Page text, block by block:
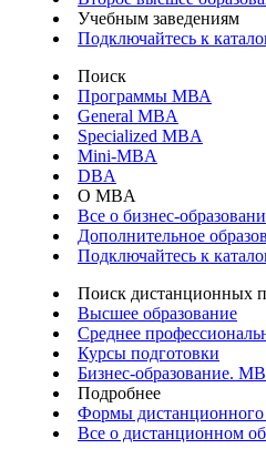
Учебным заведениям
Подключайтесь к
Поиск
Программы МВА
General MBA
Specialized MBA
Mini-MBA
DBA
О MBA
Все о бизнес-
Дополнительное
Подключайтесь к
Поиск дистанционных
Высшее образование
Среднее
Курсы подготовки
Бизнес-образование.
Подробнее
Формы дистанционного
Все о дистанционном